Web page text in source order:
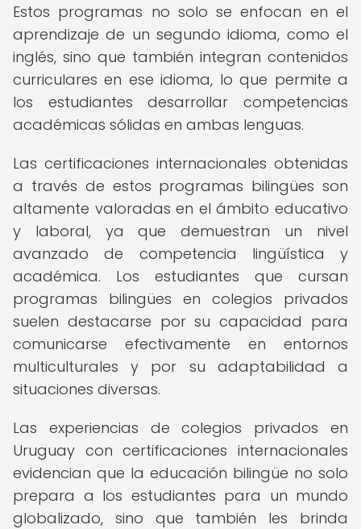
Estos programas no solo se enfocan en el
aprendizaje de un segundo idioma, como el
inglés, sino que también integran contenidos
curriculares en ese idioma, lo que permite a
los estudiantes desarrollar competencias
académicas sólidas en ambas lenguas.
Las certificaciones internacionales obtenidas
a través de estos programas bilingües son
altamente valoradas en el ámbito educativo
y laboral, ya que demuestran un nivel
avanzado de competencia lingüística y
académica. Los estudiantes que cursan
programas bilingües en colegios privados
suelen destacarse por su capacidad para
comunicarse efectivamente en entornos
multiculturales y por su adaptabilidad a
situaciones diversas.
Las experiencias de colegios privados en
Uruguay con certificaciones internacionales
evidencian que la educación bilingüe no solo
prepara a los estudiantes para un mundo
globalizado, sino que también les brinda